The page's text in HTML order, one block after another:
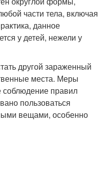
части тела, включая
данное
у детей, нежели у
другой зараженный
места. Меры
соблюдение правил
пользоваться
вещами, особенно